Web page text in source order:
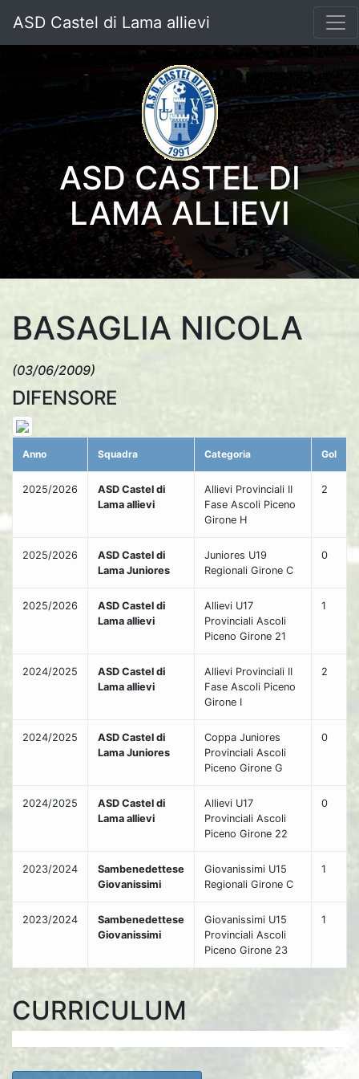
ASD Castel di Lama allievi
ASD CASTEL DI
LAMA ALLIEVI
BASAGLIA NICOLA
(03/06/2009)
DIFENSORE
Anno Squadra Categoria Gol
2025/2026
ASD Castel di
Lama allievi
Allievi Provinciali II
Fase Ascoli Piceno
Girone H
2
2025/2026
ASD Castel di
Lama Juniores
Juniores U19
Regionali Girone C
0
2025/2026
ASD Castel di
Lama allievi
Allievi U17
Provinciali Ascoli
Piceno Girone 21
1
2024/2025
ASD Castel di
Lama allievi
Allievi Provinciali II
Fase Ascoli Piceno
Girone I
2
2024/2025
ASD Castel di
Lama Juniores
Coppa Juniores
Provinciali Ascoli
Piceno Girone G
0
2024/2025
ASD Castel di
Lama allievi
Allievi U17
Provinciali Ascoli
Piceno Girone 22
0
2023/2024
Sambenedettese
Giovanissimi
Giovanissimi U15
Regionali Girone C
1
2023/2024
Sambenedettese
Giovanissimi
Giovanissimi U15
Provinciali Ascoli
Piceno Girone 23
1
CURRICULUM